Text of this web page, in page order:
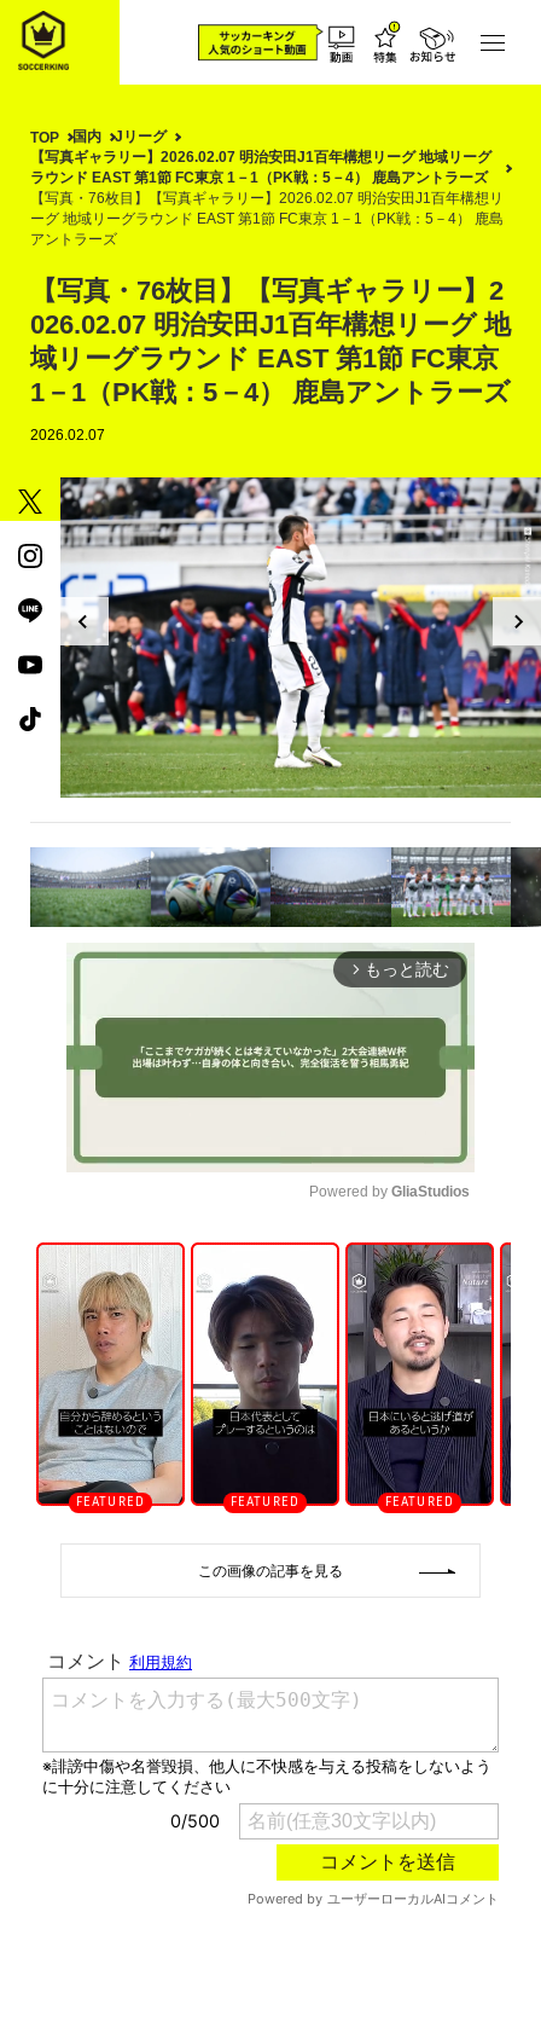
TOP 国内
Jリーグ
【写真ギャラリー】2026.02.07 明治安田J1百年構想リーグ 地域リーグ
ラウンド EAST 第1節 FC東京 1－1（PK戦：5－4） 鹿島アントラーズ
【写真・76枚目】【写真ギャラリー】2026.02.07 明治安田J1百年構想リ
ーグ 地域リーグラウンド EAST 第1節 FC東京 1－1（PK戦：5－4） 鹿島
アントラーズ
【写真・76枚目】【写真ギャラリー】2
026.02.07 明治安田J1百年構想リーグ 地
域リーグラウンド EAST 第1節 FC東京
1－1（PK戦：5－4） 鹿島アントラーズ
2026.02.07
arrow_forward_ios もっと読む
U
n
m
u
t
e
Powered by GliaStudios
この画像の記事を見る